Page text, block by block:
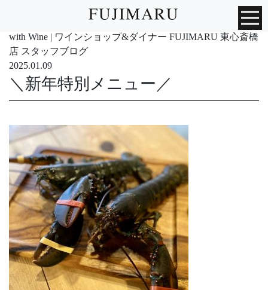
with Wine | ワインショップ&ダイナー FUJIMARU 東心斎橋
店 スタッフブログ
2025.01.09
＼新年特別メニュー／